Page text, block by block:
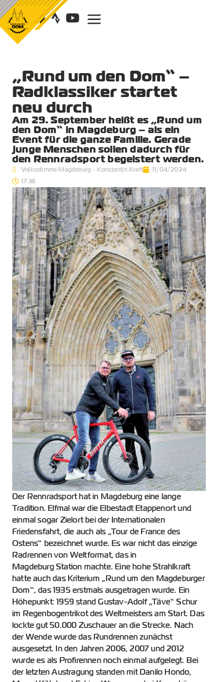
„Rund um den Dom“ –
Radklassiker startet
neu durch
Am 29. September heißt es „Rund um
den Dom“ in Magdeburg – als ein
Event für die ganze Familie. Gerade
junge Menschen sollen dadurch für
den Rennradsport begeistert werden.
Volksstimme Magdeburg - Konstantin Kraft
11/04/2024
17:38
Der Rennradsport hat in Magdeburg eine lange
Tradition. Elfmal war die Elbestadt Etappenort und
einmal sogar Zielort bei der Internationalen
Friedensfahrt, die auch als „Tour de France des
Ostens“ bezeichnet wurde. Es war nicht das einzige
Radrennen von Weltformat, das in
Magdeburg Station machte. Eine hohe Strahlkraft
hatte auch das Kriterium „Rund um den Magdeburger
Dom“, das 1935 erstmals ausgetragen wurde. Ein
Höhepunkt: 1959 stand Gustav-Adolf „Täve“ Schur
im Regenbogentrikot des Weltmeisters am Start. Das
lockte gut 50.000 Zuschauer an die Strecke. Nach
der Wende wurde das Rundrennen zunächst
ausgesetzt. In den Jahren 2006, 2007 und 2012
wurde es als Profirennen noch einmal aufgelegt. Bei
der letzten Austragung standen mit Danilo Hondo,